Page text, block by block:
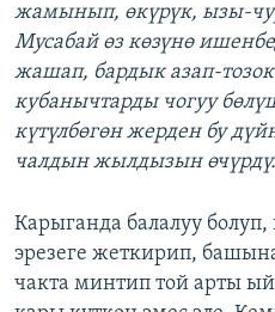
жамынып, өкүрүк, ызы-
Мусабай өз көзүнө
жашап, бардык азап-
кубанычтарды чогуу
күтүлбөгөн жерден бу
чалдын жылдызын
Карыганда балалуу
эрезеге жеткирип,
чакта минтип той арты